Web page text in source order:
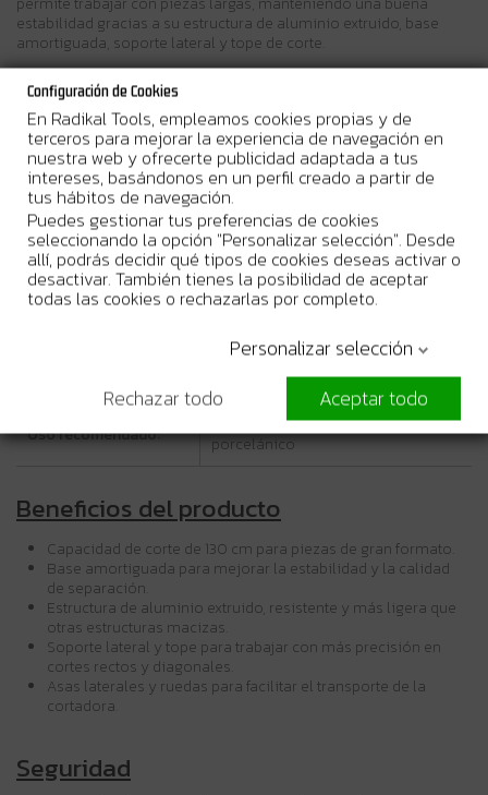
estabilidad gracias a su estructura de aluminio extruido, base
amortiguada, soporte lateral y tope de corte.
Características técnicas
Longitud de corte:
130 cm
Corte diagonal:
90 x 90 cm
Espesor máximo de
corte:
15 mm
Estructura:
Aluminio extruido
Base amortiguada
Acero cromado
Uso recomendado:
Cerámica esmaltada y gres
porcelánico
Beneficios del producto
Capacidad de corte de 130 cm para piezas de gran formato.
Base amortiguada para mejorar la estabilidad y la calidad
de separación.
Estructura de aluminio extruido, resistente y más ligera que
otras estructuras macizas.
Soporte lateral y tope para trabajar con más precisión en
cortes rectos y diagonales.
Asas laterales y ruedas para facilitar el transporte de la
cortadora.
Seguridad
Configuración de Cookies
En Radikal Tools, empleamos cookies propias y de
terceros para mejorar la experiencia de navegación en
nuestra web y ofrecerte publicidad adaptada a tus
intereses, basándonos en un perfil creado a partir de
tus hábitos de navegación.
Puedes gestionar tus preferencias de cookies
seleccionando la opción "Personalizar selección". Desde
allí, podrás decidir qué tipos de cookies deseas activar o
desactivar. También tienes la posibilidad de aceptar
todas las cookies o rechazarlas por completo.
Personalizar selección
Rechazar todo
Aceptar todo